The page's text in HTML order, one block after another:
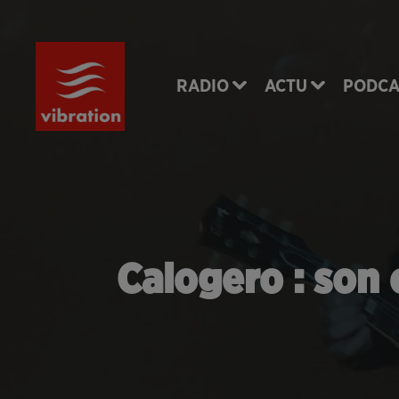
RADIO ACTU
Calogero : son